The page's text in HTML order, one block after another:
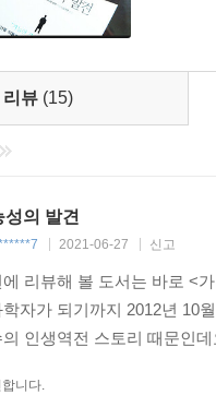
진정한 스승은 자연이었
심지어는 “아주 운이 좋
했습니다.”(노벨상 수상
. 그러고는 자연이 던져준
아인슈타인과 같이 천재
다지고, 시간을 쪼개가
, 전형적인 노력형 과학자
일 것이다.
리뷰 (15)
성의 발견
2021-06-27 신고
리뷰해 볼 도서는 바로 <
자가 되기까지 2012년 10
인생역전 스토리 때문인
니다.